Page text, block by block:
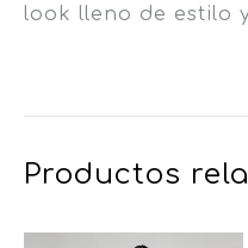
look lleno de estilo
Productos